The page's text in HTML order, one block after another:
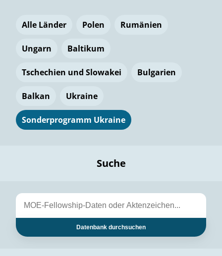
Alle Länder Polen Rumänien
Ungarn Baltikum
Tschechien und Slowakei Bulgarien
Balkan Ukraine
Sonderprogramm Ukraine
Suche
Datenbank durchsuchen